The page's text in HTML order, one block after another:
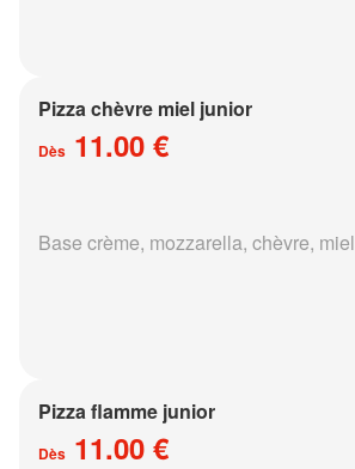
Pizza chèvre miel junior
Dès 11.00 €
Base crème, mozzarella, chèvre, miel
Pizza flamme junior
Dès 11.00 €